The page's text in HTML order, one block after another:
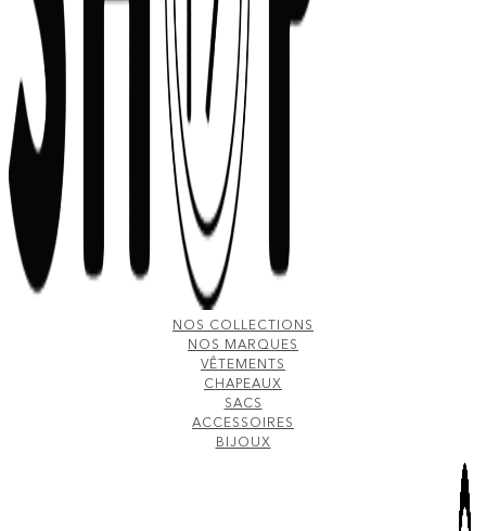
NOS COLLECTIONS
NOS MARQUES
VÊTEMENTS
CHAPEAUX
SACS
ACCESSOIRES
BIJOUX